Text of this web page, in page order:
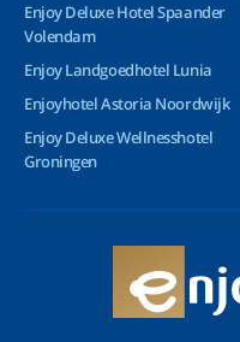
Enjoy Deluxe Hotel Spaander
Volendam
Enjoy Landgoedhotel Lunia
Enjoyhotel Astoria Noordwijk
Enjoy Deluxe Wellnesshotel
Groningen